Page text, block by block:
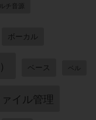
チ音源
ボーカル
ベース ベル
ァイル管理